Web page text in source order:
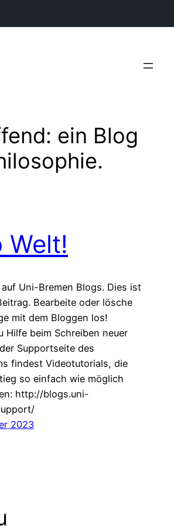
ein Blog
Welt!
Uni-Bremen Blogs. Dies ist
Bearbeite oder lösche
mit dem Bloggen los!
Hilfe beim Schreiben neuer
Supportseite des
findest Videotutorials, die
so einfach wie möglich
http://blogs.uni-
2023